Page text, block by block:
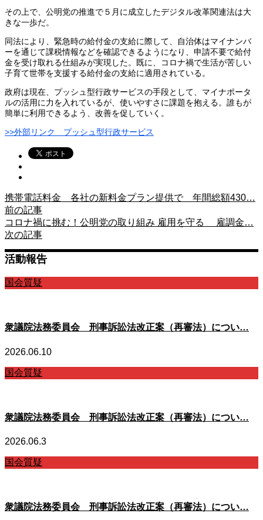
その上で、公明党の推進で５月に成立したデジタル改革関連法は大
きな一歩だ。
同法により、緊急時の給付金の支給に際して、自治体はマイナンバ
ーを通じて課税情報などを確認できるようになり、申請不要で給付
金を受け取れる仕組みが実現した。既に、コロナ禍で生活が苦しい
子育て世帯を支援する給付金の支給に適用されている。
政府は現在、プッシュ型行政サービスの手段として、マイナポータ
ルの活用に力を入れているが、使いやすさに課題を抱える。誰もが
簡単に利用できるよう、改善を促していく。
>>外部リンク プッシュ型行政サービス
携帯電話料金 各社の新料金プラン提供で 年間総額430…
前の記事
コロナ禍に挑む！公明党の取り組み 雇用を守る 雇調金…
次の記事
活動報告
国会質疑
衆議院法務委員会 刑事訴訟法改正案（再審法）につい…
2026.06.10
国会質疑
衆議院法務委員会 刑事訴訟法改正案（再審法）につい…
2026.06.3
国会質疑
衆議院法務委員会 刑事訴訟法改正案（再審法）につい…